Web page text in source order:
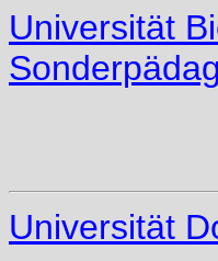
Universität
Universität